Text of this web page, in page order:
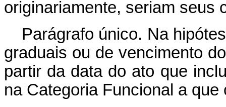
originariamente, seriam seus
Parágrafo único. Na
graduais ou de vencimento
partir da data do ato que
na Categoria Funcional a